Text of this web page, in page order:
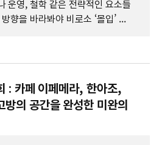
운영, 철학 같은 전략적인 요소들
향을 바라봐야 비로소 ‘몰입’ ...
: 카페 이페메라, 한아조,
방의 공간을 완성한 미완의